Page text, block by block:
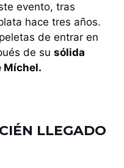
evento, tras
hace tres años.
de entrar en
de su sólida
Míchel.
LLEGADO